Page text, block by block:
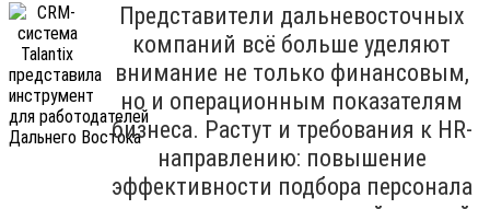
Представители дальневосточных
компаний всё больше уделяют
внимание не только финансовым,
но и операционным показателям
бизнеса. Растут и требования к HR-
направлению: повышение
эффективности подбора персонала